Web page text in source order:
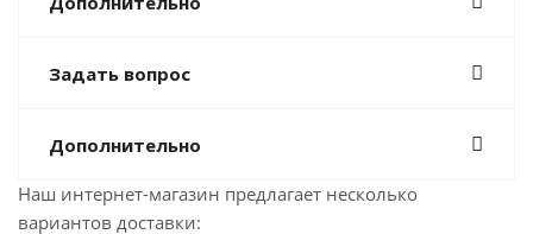
Задать вопрос
Дополнительно
Наш интернет-магазин предлагает несколько
вариантов доставки: